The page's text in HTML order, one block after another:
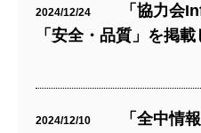
2024/12/24
「協力会
「安全・品質」を掲載
2024/12/10
「全中情報